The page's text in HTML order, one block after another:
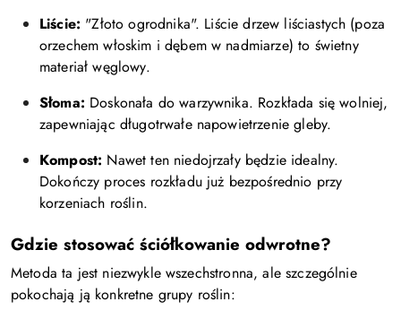
Liście: "Złoto ogrodnika". Liście drzew liściastych (poza
orzechem włoskim i dębem w nadmiarze) to świetny
materiał węglowy.
Słoma: Doskonała do warzywnika. Rozkłada się wolniej,
zapewniając długotrwałe napowietrzenie gleby.
Kompost: Nawet ten niedojrzały będzie idealny.
Dokończy proces rozkładu już bezpośrednio przy
korzeniach roślin.
Gdzie stosować ściółkowanie odwrotne?
Metoda ta jest niezwykle wszechstronna, ale szczególnie
pokochają ją konkretne grupy roślin: